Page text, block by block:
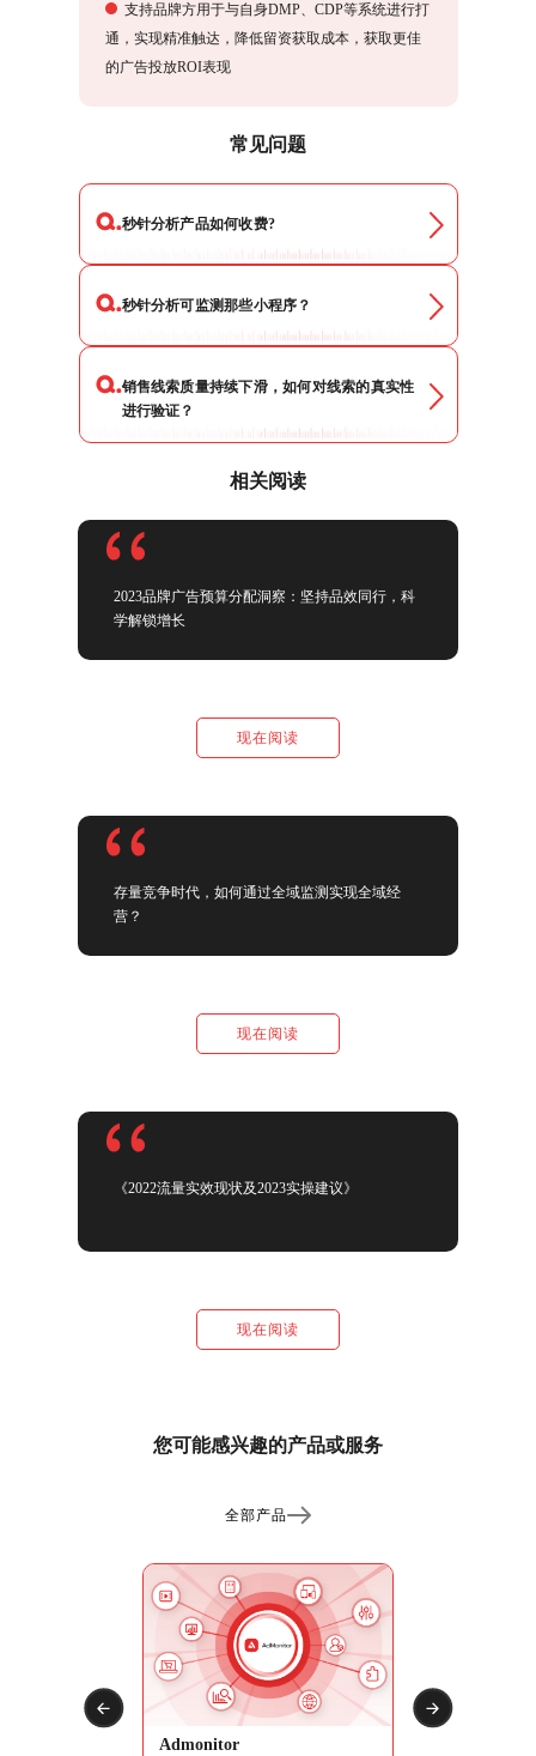
支持品牌方用于与自身DMP、CDP等系统进行打
通，实现精准触达，降低留资获取成本，获取更佳
的广告投放ROI表现
常见问题
秒针分析产品如何收费?
秒针分析可监测那些小程序？
销售线索质量持续下滑，如何对线索的真实性
进行验证？
相关阅读
2023品牌广告预算分配洞察：坚持品效同行，科
学解锁增长
现在阅读
存量竞争时代，如何通过全域监测实现全域经
营？
现在阅读
《2022流量实效现状及2023实操建议》
现在阅读
您可能感兴趣的产品或服务
全部产品
Admonitor